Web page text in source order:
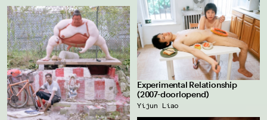
Experimental Relationship
(2007-doorlopend)
Yijun Liao